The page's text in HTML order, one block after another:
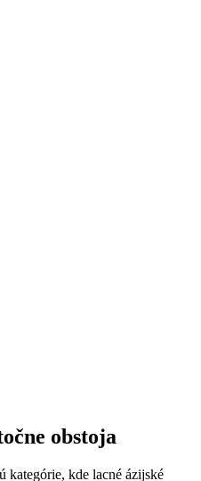
obstoja
kategórie, kde lacné ázijské